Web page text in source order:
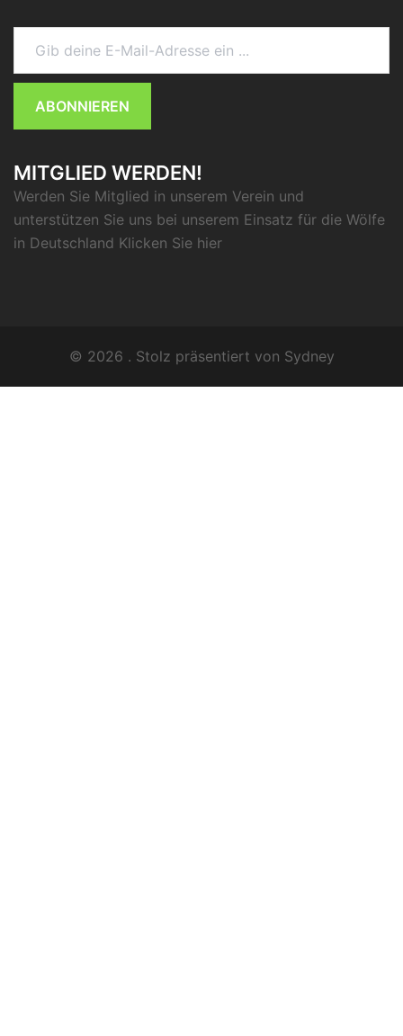
Gib deine E-Mail-Adresse ein ...
ABONNIEREN
MITGLIED WERDEN!
Werden Sie Mitglied in unserem Verein und
unterstützen Sie uns bei unserem Einsatz für die Wölfe
in Deutschland Klicken Sie hier
© 2026 . Stolz präsentiert von Sydney